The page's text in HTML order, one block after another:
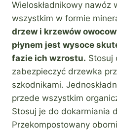
Wieloskładnikowy nawóz
wszystkim w formie
drzew i krzewów
płynem jest wysoce
fazie ich wzrostu. Stosuj
zabezpieczyć drzewka
szkodnikami.
przede wszystkim
Stosuj je do dokarmiania
Przekompostowany